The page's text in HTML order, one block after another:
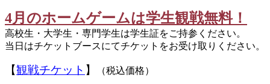
4月のホームゲームは学生観戦無料！
高校生・大学生・専門学生は学生証をご持参ください。
当日はチケットブースにてチケットをお受け取りください。
【観戦チケット 】 （税込価格）